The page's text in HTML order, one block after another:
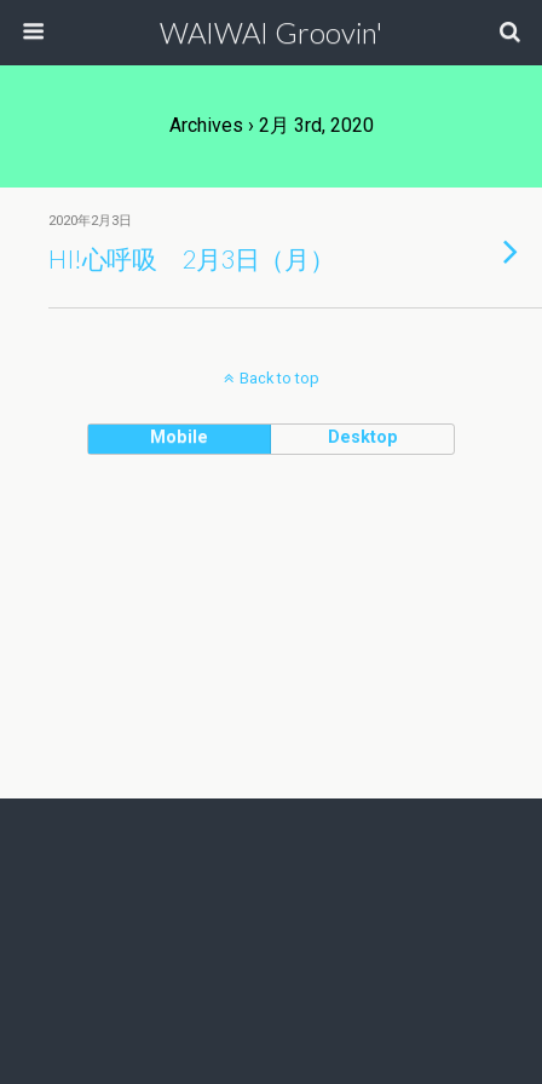
WAIWAI Groovin'
Archives › 2月 3rd, 2020
2020年2月3日
HI!心呼吸 2月3日（月）
Back to top
Mobile Desktop